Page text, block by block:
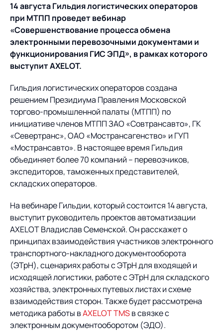
Карьера
поставок
Управление складами
Управление перевозками
и транспортным парком
Интегрированное
планирование
Управление
контейнерным
терминалом
поставок
Управление двором
Логистический
Роботизация
Оборудование для склада
AXELOT AI
Логистический
консалтинг
Автоматизация
процессов
Техническое оснащение
Постпроектное
сопровождение
Нетворкинг и обмен
опытом вместе с AXELOT
Облачные сервисы
компетенций
Пресс-центр
Новости
СМИ о нас
Проекты
Проекты
Контакты
Контакты
Академия
Предложение для
учебных заведений
База знаний
14 августа Гильдия логистических операторов
при МТПП проведет вебинар
«Совершенствование процесса обмена
электронными перевозочными документами и
функционирования ГИС ЭПД», в рамках которого
выступитAXELOT.
Гильдия логистических операторов создана
решением Президиума Правления Московской
торгово-промышленной палаты (МТПП) по
инициативе членов МТПП ЗАО «Совтрансавто», ГК
«Севертранс», ОАО «Мострансагенство» и ГУП
«Мострансавто». В настоящее время Гильдия
объединяет более 70 компаний – перевозчиков,
экспедиторов, таможенных представителей,
складских операторов.
На вебинаре Гильдии, который состоится 14 августа,
выступит руководитель проектов автоматизации
AXELOT Владислав Семенской. Он расскажет о
принципах взаимодействия участников электронного
транспортного-накладного документооборота
(ЭТрН), сценариях работы с ЭТрН для входящей и
исходящей логистики, работе с ЭТрН для складского
хозяйства, электронных путевых листах и схеме
взаимодействия сторон. Также будет рассмотрена
методика работы вAXELOT TMSв связке с
электронным документооборотом (ЭДО).